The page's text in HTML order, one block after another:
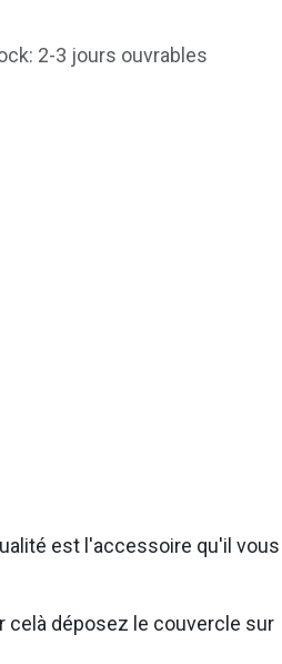
2-3 jours ouvrables
est l'accessoire qu'il vous
celà déposez le couvercle sur